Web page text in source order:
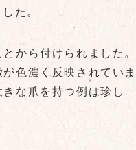
た。
から付けられました。
色濃く反映されていま
な爪を持つ例は珍し